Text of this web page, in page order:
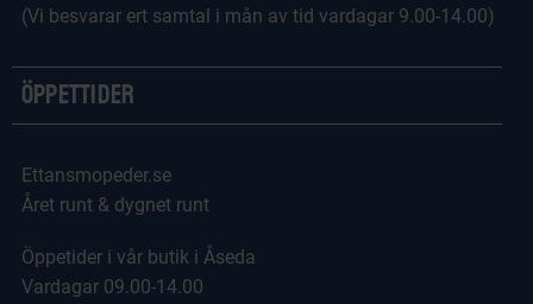
(Vi besvarar ert samtal i mån av tid vardagar 9.00-14.00)
Öppettider
Ettansmopeder.se
Året runt & dygnet runt
Öppetider i vår butik i Åseda
Vardagar 09.00-14.00